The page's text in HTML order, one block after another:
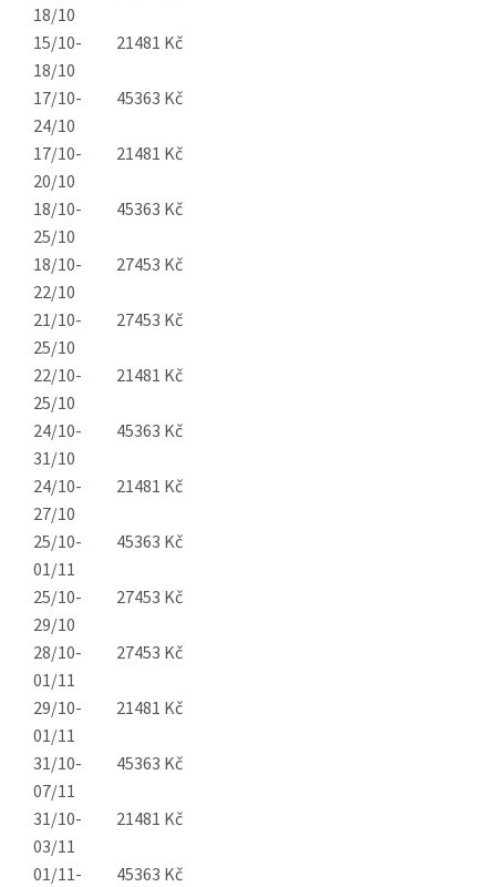
18/10
15/10-
18/10
21481 Kč
17/10-
24/10
45363 Kč
17/10-
20/10
21481 Kč
18/10-
25/10
45363 Kč
18/10-
22/10
27453 Kč
21/10-
25/10
27453 Kč
22/10-
25/10
21481 Kč
24/10-
31/10
45363 Kč
24/10-
27/10
21481 Kč
25/10-
01/11
45363 Kč
25/10-
29/10
27453 Kč
28/10-
01/11
27453 Kč
29/10-
01/11
21481 Kč
31/10-
07/11
45363 Kč
31/10-
03/11
21481 Kč
01/11-
45363 Kč